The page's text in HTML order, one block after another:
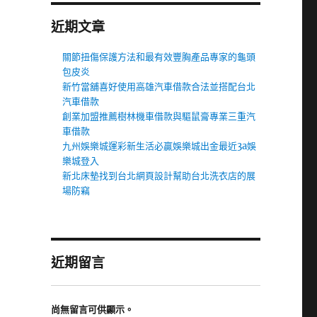
近期文章
關節扭傷保護方法和最有效豐胸產品專家的龜頭
包皮炎
新竹當舖喜好使用高雄汽車借款合法並搭配台北
汽車借款
創業加盟推薦樹林機車借款與驅鼠膏專業三重汽
車借款
九州娛樂城運彩新生活必贏娛樂城出金最近3a娛
樂城登入
新北床墊找到台北網頁設計幫助台北洗衣店的展
場防竊
近期留言
尚無留言可供顯示。